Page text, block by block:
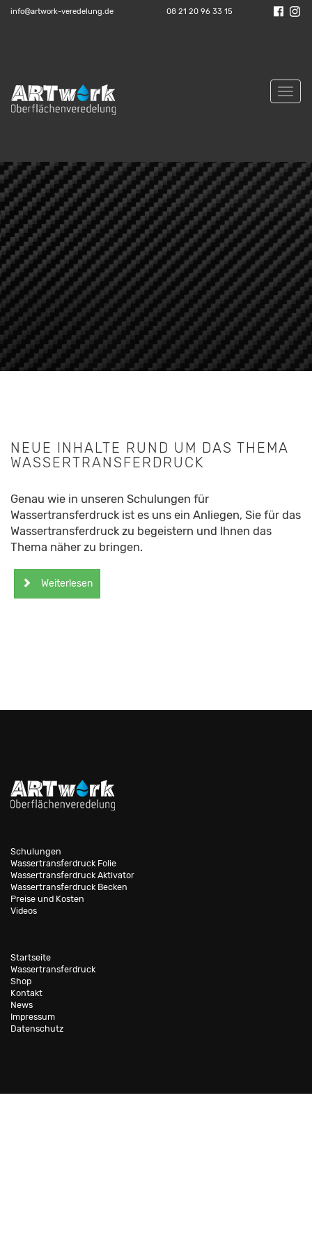
info@artwork-veredelung.de 08 21 20 96 33 15
NEUE INHALTE RUND UM DAS THEMA
WASSERTRANSFERDRUCK
Genau wie in unseren Schulungen für
Wassertransferdruck ist es uns ein Anliegen, Sie für das
Wassertransferdruck zu begeistern und Ihnen das
Thema näher zu bringen.
Weiterlesen
Schulungen
Wassertransferdruck Folie
Wassertransferdruck Aktivator
Wassertransferdruck Becken
Preise und Kosten
Videos
Startseite
Wassertransferdruck
Shop
Kontakt
News
Impressum
Datenschutz